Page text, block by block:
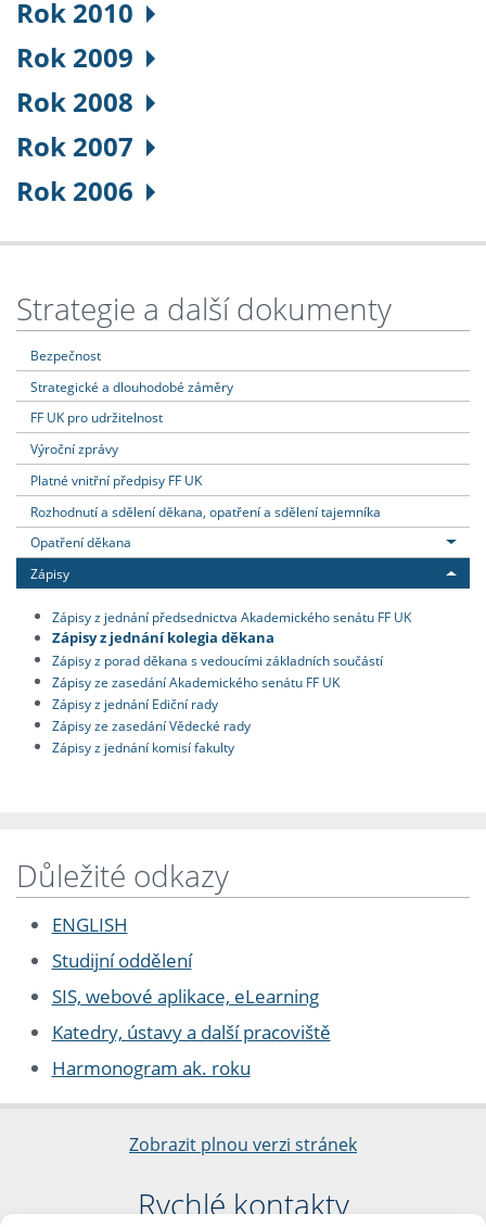
Rok 2010
Rok 2009
Rok 2008
Rok 2007
Rok 2006
Strategie a další dokumenty
Bezpečnost
Strategické a dlouhodobé záměry
FF UK pro udržitelnost
Výroční zprávy
Platné vnitřní předpisy FF UK
Rozhodnutí a sdělení děkana, opatření a sdělení tajemníka
Opatření děkana
Zápisy
Zápisy z jednání předsednictva Akademického senátu FF UK
Zápisy z jednání kolegia děkana
Zápisy z porad děkana s vedoucími základních součástí
Zápisy ze zasedání Akademického senátu FF UK
Zápisy z jednání Ediční rady
Zápisy ze zasedání Vědecké rady
Zápisy z jednání komisí fakulty
Důležité odkazy
ENGLISH
Studijní oddělení
SIS, webové aplikace, eLearning
Katedry, ústavy a další pracoviště
Harmonogram ak. roku
Zobrazit plnou verzi stránek
Rychlé kontakty